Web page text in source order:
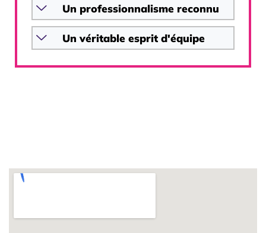
Un professionnalisme reconnu
Un véritable esprit d'équipe